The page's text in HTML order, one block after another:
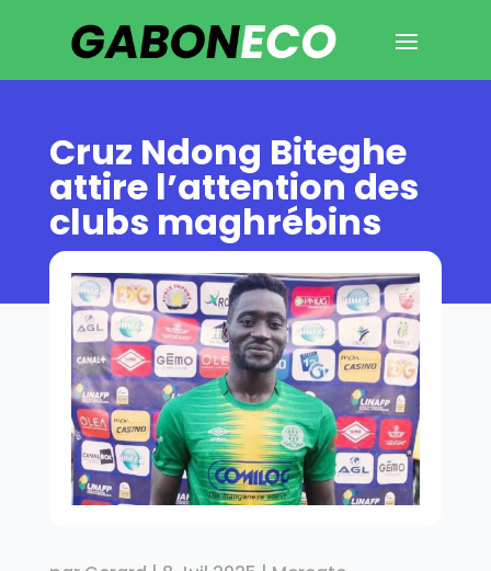
Cruz Ndong Biteghe
attire l’attention des
clubs maghrébins